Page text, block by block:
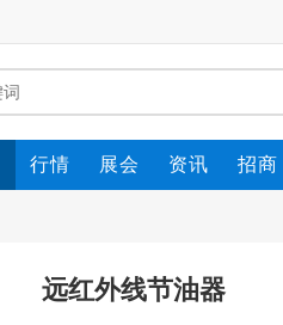
行情 展会 资讯 招商
远红外线节油器